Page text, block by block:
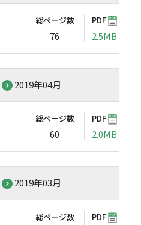
総ページ数
76
PDF
2.5MB
2019年04月
総ページ数
60
PDF
2.0MB
2019年03月
総ページ数 PDF